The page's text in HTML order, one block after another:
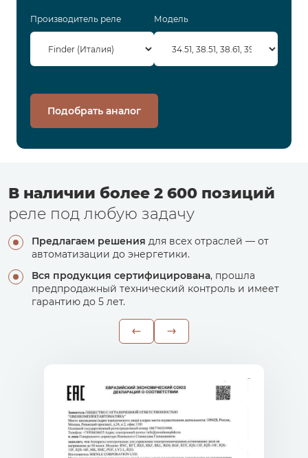
Производитель реле Модель
Подобрать аналог
В наличии более 2 600 позиций
реле под любую задачу
Предлагаем решения для всех отраслей — от
автоматизации до энергетики.
Вся продукция сертифицирована, прошла
предпродажный технический контроль и имеет
гарантию до 5 лет.